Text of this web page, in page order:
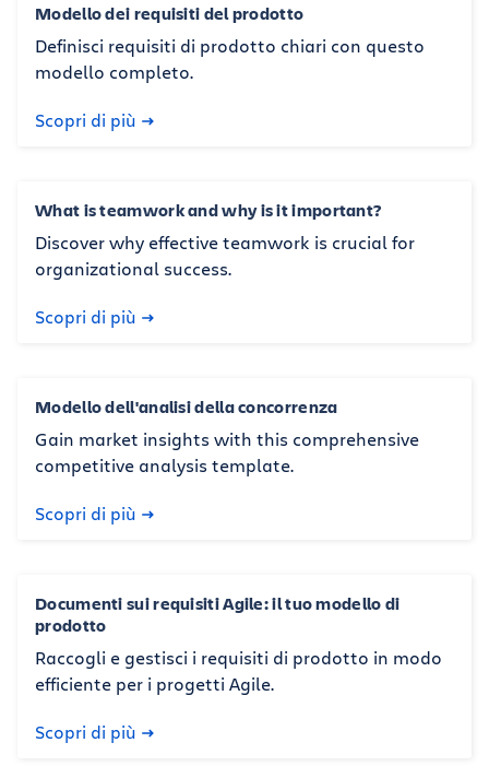
Modello dei requisiti del prodotto
Definisci requisiti di prodotto chiari con questo
modello completo.
Scopri di più
What is teamwork and why is it important?
Discover why effective teamwork is crucial for
organizational success.
Scopri di più
Modello dell'analisi della concorrenza
Gain market insights with this comprehensive
competitive analysis template.
Scopri di più
Documenti sui requisiti Agile: il tuo modello di
prodotto
Raccogli e gestisci i requisiti di prodotto in modo
efficiente per i progetti Agile.
Scopri di più